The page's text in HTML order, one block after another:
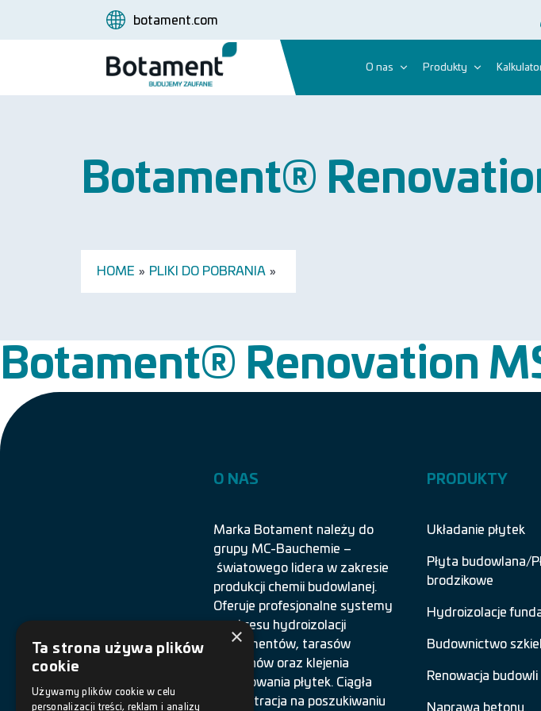
botament.com
O nas Produkty
Botament®
HOME » PLIKI DO POBRANIA »
Botament® Renovation
O NAS
Marka Botament należy do
grupy MC-Bauchemie –
światowego lidera w zakresie
produkcji chemii budowlanej.
Oferuje profesjonalne systemy
z zakresu hydroizolacji
fundamentów, tarasów
i balkonów oraz klejenia
i spoinowania płytek. Ciągła
koncentracja na poszukiwaniu
PRODUKTY
Układanie płytek
Płyta budowlana/
brodzikowe
Hydroizolacje
Budownictwo
Renowacja budowli
Naprawa betonu
×
Ta strona używa plików
cookie
Używamy plików cookie w celu
personalizacji treści, reklam i analizy